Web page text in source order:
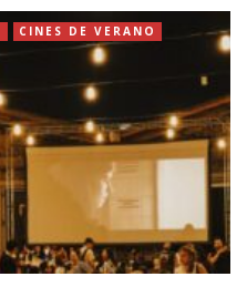
CINES DE VERANO